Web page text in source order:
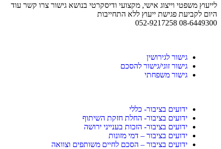
לייעוץ משפטי וייצוג אישי, מקצועי ודיסקרטי בנושא גישור צרו קשר עוד
היום לקביעת פגישת ייעוץ ללא התחייבות
08-6449300 052-9217258
גישור לגירושין
גישור זוגי/גישור להסכם
גישור משפחתי
ידועים בציבור- כללי
ידועים בציבור- החלת חזקת השיתוף
ידועים בציבור- הזכות בענייני ירושה
ידועים בציבור – דמי מזונות
ידועים בציבור – הסכם לחיים משותפים וצוואה